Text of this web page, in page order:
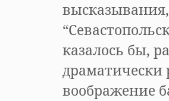
казалось бы,
драматически
воображение